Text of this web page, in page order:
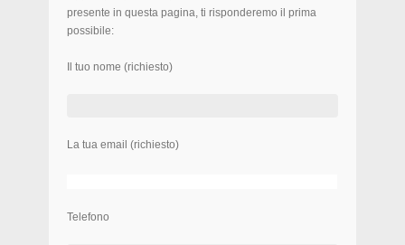
presente in questa pagina, ti risponderemo il prima
possibile:
Il tuo nome (richiesto)
La tua email (richiesto)
Telefono